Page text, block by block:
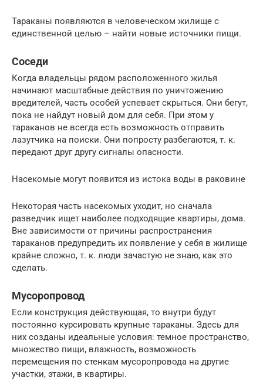
Тараканы появляются в человеческом жилище с
единственной целью – найти новые источники пищи.
Соседи
Когда владельцы рядом расположенного жилья
начинают масштабные действия по уничтожению
вредителей, часть особей успевает скрыться. Они бегут,
пока не найдут новый дом для себя. При этом у
тараканов не всегда есть возможность отправить
лазутчика на поиски. Они попросту разбегаются, т. к.
передают друг другу сигналы опасности.
Насекомые могут появится из истока воды в раковине
Некоторая часть насекомых уходит, но сначала
разведчик ищет наиболее подходящие квартиры, дома.
Вне зависимости от причины распространения
тараканов предупредить их появление у себя в жилище
крайне сложно, т. к. люди зачастую не знаю, как это
сделать.
Мусоропровод
Если конструкция действующая, то внутри будут
постоянно курсировать крупные тараканы. Здесь для
них созданы идеальные условия: темное пространство,
множество пищи, влажность, возможность
перемещения по стенкам мусоропровода на другие
участки, этажи, в квартиры.